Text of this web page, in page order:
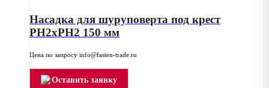
Насадка для шуруповерта под крест
РН2хPH2 150 мм
Цена по запросу info@fasten-trade.ru
Оставить заявку